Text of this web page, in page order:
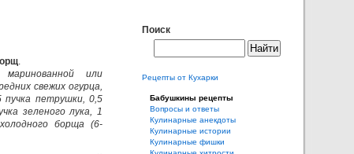
.
или
свежих огурца,
пучка петрушки, 0,5
зеленого лука, 1
борща (6-
Поиск
Рецепты от Кухарки
Бабушкины рецепты
Вопросы и ответы
Кулинарные анекдоты
Кулинарные истории
Кулинарные фишки